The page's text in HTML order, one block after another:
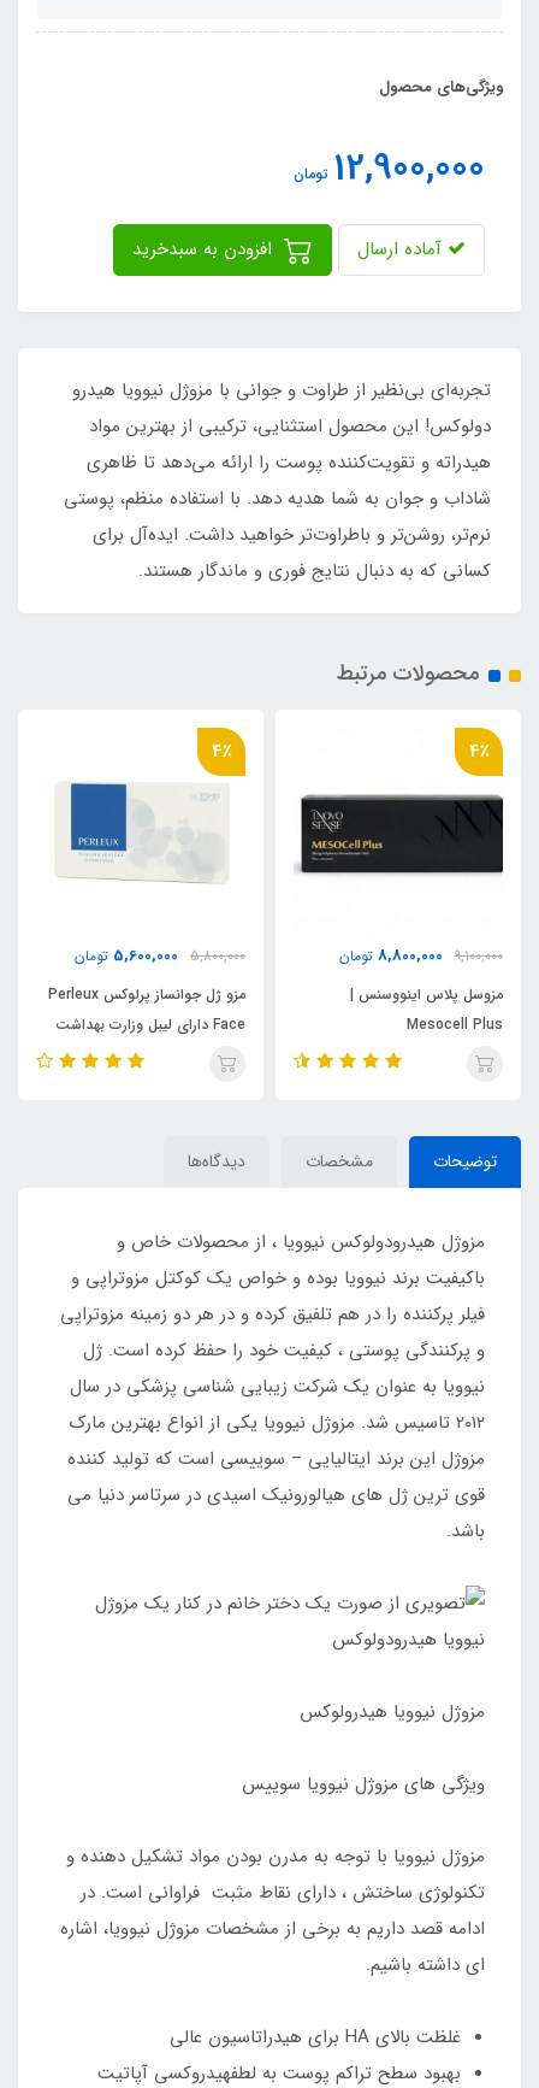
ویژگی‌های محصول
12,900,000 تومان
آماده ارسال
تجربه‌ای بی‌نظیر از طراوت و جوانی با مزوژل نیوویا هیدرو
دولوکس! این محصول استثنایی، ترکیبی از بهترین مواد
هیدراته و تقویت‌کننده پوست را ارائه می‌دهد تا ظاهری
شاداب و جوان به شما هدیه دهد. با استفاده منظم، پوستی
نرم‌تر، روشن‌تر و باطراوت‌تر خواهید داشت. ایده‌آل برای
کسانی که به دنبال نتایج فوری و ماندگار هستند.
محصولات مرتبط
4٪
9,100,000
8,800,000 تومان
مزوسل پلاس اینووسنس |
Mesocell Plus
4٪
5,800,000
5,600,000 تومان
مزو ژل جوانساز پرلوکس Perleux
Face دارای لیبل وزارت بهداشت
توضیحات مشخصات دیدگاه‌ها
مزوژل هیدرودولوکس نیوویا ، از محصولات خاص و
باکیفیت برند نیوویا بوده و خواص یک کوکتل مزوتراپی و
فیلر پرکننده را در هم تلفیق کرده و در هر دو زمینه مزوتراپی
و پرکنندگی پوستی ، کیفیت خود را حفظ کرده است. ژل
نیوویا به عنوان یک شرکت زیبایی شناسی پزشکی در سال
2012 تاسیس شد. مزوژل نیوویا یکی از انواع بهترین مارک
مزوژل این برند ایتالیایی – سوییسی است که تولید کننده
قوی ترین ژل های هیالورونیک اسیدی در سرتاسر دنیا می
باشد.
مزوژل نیوویا هیدرولوکس
ویژگی های مزوژل نیوویا سوییس
مزوژل نیوویا با توجه به مدرن بودن مواد تشکیل دهنده و
تکنولوژی ساختش ، دارای نقاط مثبت فراوانی است. در
ادامه قصد داریم به برخی از مشخصات مزوژل نیوویا، اشاره
ای داشته باشیم.
غلظت بالای HA برای هیدراتاسیون عالی
بهبود سطح تراکم پوست به لطفهیدروکسی آپاتیت